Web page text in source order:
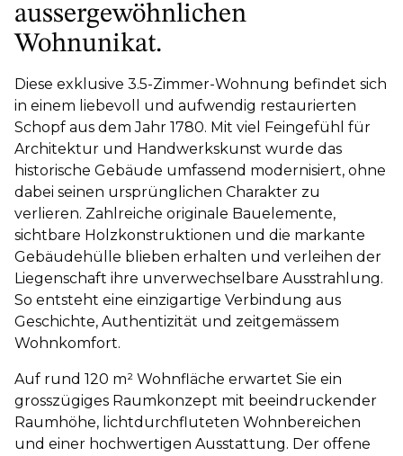
aussergewöhnlichen
Wohnunikat.
Diese exklusive 3.5-Zimmer-Wohnung befindet sich
in einem liebevoll und aufwendig restaurierten
Schopf aus dem Jahr 1780. Mit viel Feingefühl für
Architektur und Handwerkskunst wurde das
historische Gebäude umfassend modernisiert, ohne
dabei seinen ursprünglichen Charakter zu
verlieren. Zahlreiche originale Bauelemente,
sichtbare Holzkonstruktionen und die markante
Gebäudehülle blieben erhalten und verleihen der
Liegenschaft ihre unverwechselbare Ausstrahlung.
So entsteht eine einzigartige Verbindung aus
Geschichte, Authentizität und zeitgemässem
Wohnkomfort.
Auf rund 120 m² Wohnfläche erwartet Sie ein
grosszügiges Raumkonzept mit beeindruckender
Raumhöhe, lichtdurchfluteten Wohnbereichen
und einer hochwertigen Ausstattung. Der offene